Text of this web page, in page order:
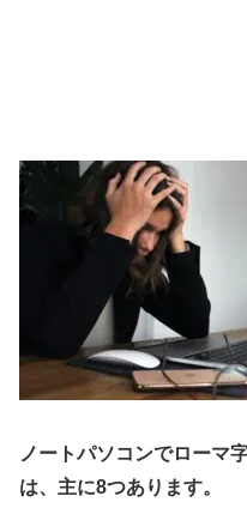
ノートパソコンでローマ
は、主に8つあります。